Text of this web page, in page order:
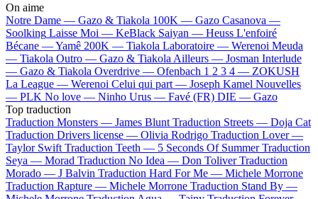
On aime
Notre Dame — Gazo & Tiakola 100K — Gazo Casanova —
Soolking Laisse Moi — KeBlack Saiyan — Heuss L'enfoiré
Bécane —Yamê 200K — Tiakola Laboratoire — Werenoi Meuda
— Tiakola Outro — Gazo & Tiakola Ailleurs — Josman Interlude
— Gazo & Tiakola Overdrive — Ofenbach 1 2 3 4 — ZOKUSH
La League — Werenoi Celui qui part — Joseph Kamel Nouvelles
— PLK No love — Ninho Urus — Favé (FR) DIE — Gazo
Top traduction
Traduction Monsters — James Blunt Traduction Streets — Doja Cat
Traduction Drivers license — Olivia Rodrigo Traduction Lover —
Taylor Swift Traduction Teeth — 5 Seconds Of Summer Traduction
Seya — Morad Traduction No Idea — Don Toliver Traduction
Morado — J Balvin Traduction Hard For Me — Michele Morrone
Traduction Rapture — Michele Morrone Traduction Stand By —